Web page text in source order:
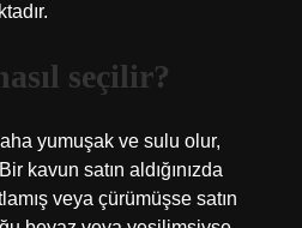
seçilir?
yumuşak ve sulu olur,
kavun satın aldığınızda
veya çürümüşse satın